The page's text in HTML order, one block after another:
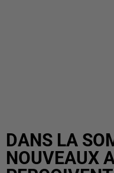
DANS LA
NOUVEAUX